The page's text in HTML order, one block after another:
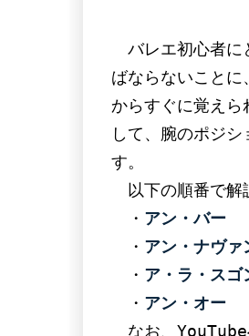
バレエ初心者に
ばならないこと
からすぐに覚えら
して、腕のポジ
す。
以下の順番で解
・ アン・バー
・ アン・ナヴァ
・ ア・ラ・スゴ
・ アン・オー
なお、YouTube